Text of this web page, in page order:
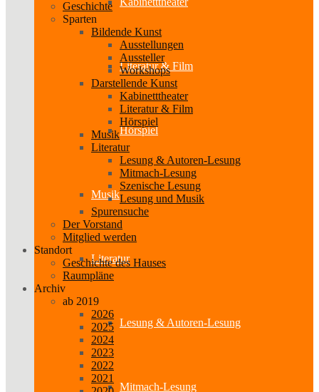
Literatur & Film
Hörspiel
Musik
Literatur
Lesung & Autoren-Lesung
Mitmach-Lesung
Geschichte
Sparten
Bildende Kunst
Ausstellungen
Aussteller
Workshops
Darstellende Kunst
Kabinetttheater
Literatur & Film
Hörspiel
Musik
Literatur
Lesung & Autoren-Lesung
Mitmach-Lesung
Szenische Lesung
Lesung und Musik
Spurensuche
Der Vorstand
Mitglied werden
Standort
Geschichte des Hauses
Raumpläne
Archiv
ab 2019
2026
2025
2024
2023
2022
2021